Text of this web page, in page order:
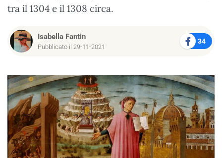
tra il 1304 e il 1308 circa.
Isabella Fantin
Pubblicato il 29-11-2021
34